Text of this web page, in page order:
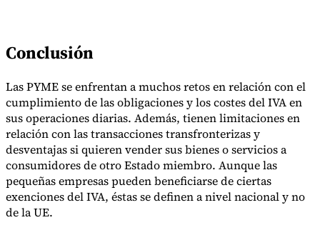
Conclusión
Las PYME se enfrentan a muchos retos en relación con el
cumplimiento de las obligaciones y los costes del IVA en
sus operaciones diarias. Además, tienen limitaciones en
relación con las transacciones transfronterizas y
desventajas si quieren vender sus bienes o servicios a
consumidores de otro Estado miembro. Aunque las
pequeñas empresas pueden beneficiarse de ciertas
exenciones del IVA, éstas se definen a nivel nacional y no
de la UE.